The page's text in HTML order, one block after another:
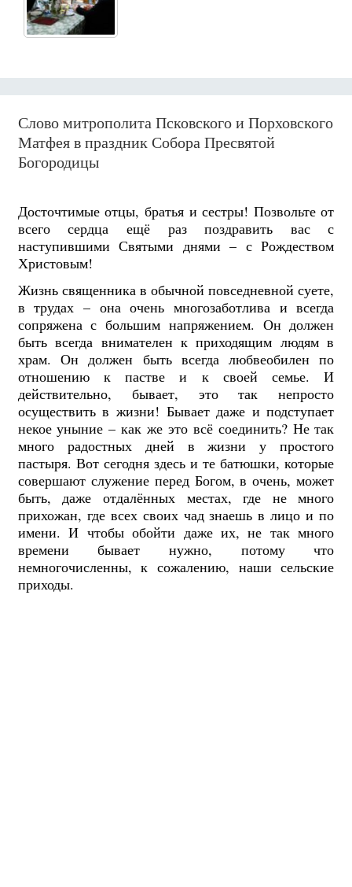
Слово митрополита Псковского и Порховского
Матфея в праздник Собора Пресвятой
Богородицы
Досточтимые отцы, братья и сестры! Позвольте от
всего сердца ещё раз поздравить вас с
наступившими Святыми днями – с Рождеством
Христовым!
Жизнь священника в обычной повседневной суете,
в трудах – она очень многозаботлива и всегда
сопряжена с большим напряжением. Он должен
быть всегда внимателен к приходящим людям в
храм. Он должен быть всегда любвеобилен по
отношению к пастве и к своей семье. И
действительно, бывает, это так непросто
осуществить в жизни! Бывает даже и подступает
некое уныние – как же это всё соединить? Не так
много радостных дней в жизни у простого
пастыря. Вот сегодня здесь и те батюшки, которые
совершают служение перед Богом, в очень, может
быть, даже отдалённых местах, где не много
прихожан, где всех своих чад знаешь в лицо и по
имени. И чтобы обойти даже их, не так много
времени бывает нужно, потому что
немногочисленны, к сожалению, наши сельские
приходы.